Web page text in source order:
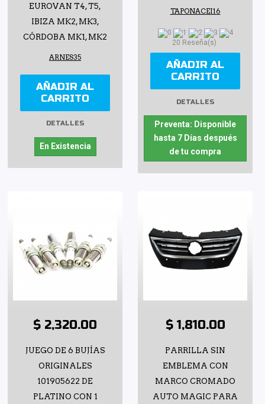
EUROVAN T4, T5,
IBIZA MK2, MK3,
CÓRDOBA MK1, MK2
ARNES35
AÑADIR AL
CARRITO
DETALLES
En Existencia
TAPONACEI16
20 Reseña(s)
AÑADIR AL
CARRITO
DETALLES
Preventa: Disponible
hasta 7 Días después
de tu compra
$ 2,320.00
JUEGO DE 6 BUJÍAS
ORIGINALES
101905622 DE
PLATINO CON 1
$ 1,810.00
PARRILLA SIN
EMBLEMA CON
MARCO CROMADO
AUTO MAGIC PARA